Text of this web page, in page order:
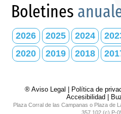
Boletines
2026 2025 2024
2020
2019 2018
® Aviso Legal Política de
Accesibilidad
Plaza Corral de las Campanas o Plaza de
357 102 (c) P-